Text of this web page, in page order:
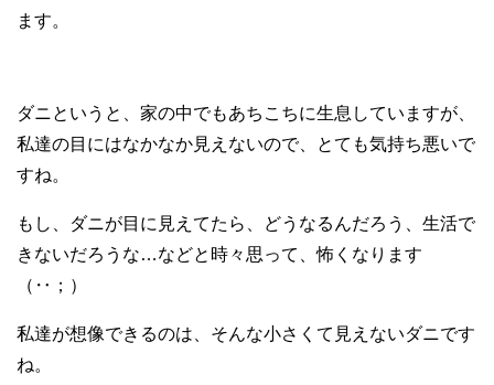
ます。
ダニというと、家の中でもあちこちに生息していますが、
私達の目にはなかなか見えないので、とても気持ち悪いで
すね。
もし、ダニが目に見えてたら、どうなるんだろう、生活で
きないだろうな…などと時々思って、怖くなります
（‥；）
私達が想像できるのは、そんな小さくて見えないダニです
ね。